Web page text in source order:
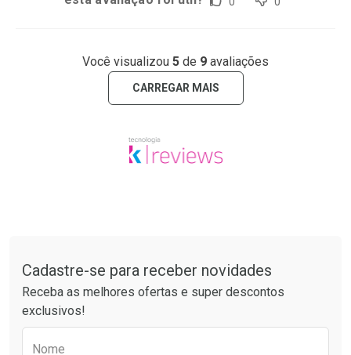
Você visualizou 5 de 9 avaliações
CARREGAR MAIS
Cadastre-se para receber novidades
Receba as melhores ofertas e super descontos
exclusivos!
Nome